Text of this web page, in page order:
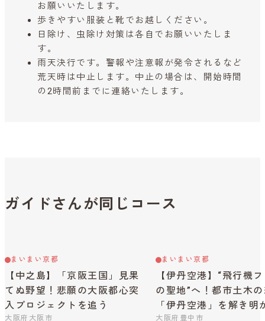
お願いいたします。
歩きやすい服装と靴でお越しください。
日除け、虫除け対策は各自でお願いいたしま
す。
雨天決行です。警報や注意報が発令されるなど
荒天時は中止します。中止の場合は、開始時間
の2時間前までに連絡いたします。
ガイドさんが同じコース
まいまい京都
【中之島】「京阪王国」見果
てぬ野望！悲願の大阪都心突
入プロジェクトを追う
大阪府大阪市
まいまい京都
【伊丹空港】“飛行機
の聖地”へ！都市土木
「伊丹空港」を解き明
大阪府豊中市